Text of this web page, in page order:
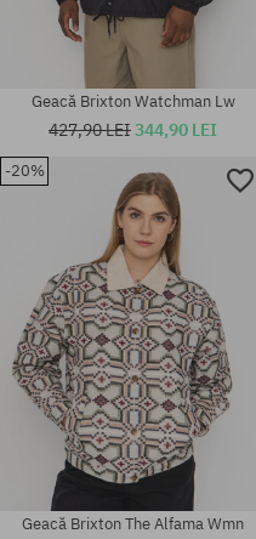
Geacă Brixton Watchman Lw
427,90 LEI344,90 LEI
-20%
Geacă Brixton The Alfama Wmn